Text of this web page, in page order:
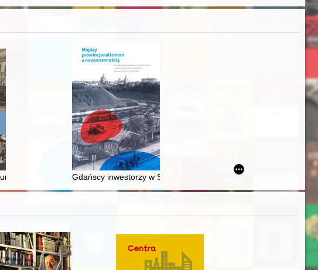
poligonu drawskiego od średniowiecza do dziś
Gdańscy inwestorzy w Sopocie : prestiż finansowy i towarzyski